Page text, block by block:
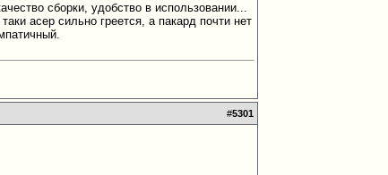
сборки, удобство в использовании...
асер сильно греется, а пакард почти нет
#5301